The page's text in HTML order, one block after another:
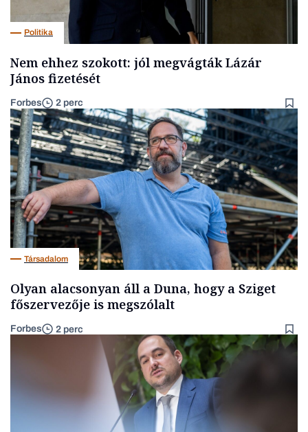
Politika
Nem ehhez szokott: jól megvágták Lázár
János fizetését
Forbes 2 perc
Társadalom
Olyan alacsonyan áll a Duna, hogy a Sziget
főszervezője is megszólalt
Forbes 2 perc